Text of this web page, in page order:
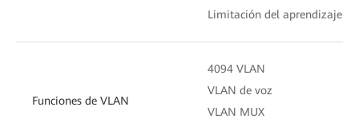
Limitación del aprendizaje
Funciones de VLAN
4094 VLAN
VLAN de voz
VLAN MUX